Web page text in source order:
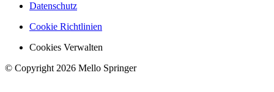
Datenschutz
Cookie Richtlinien
Cookies Verwalten
© Copyright 2026 Mello Springer